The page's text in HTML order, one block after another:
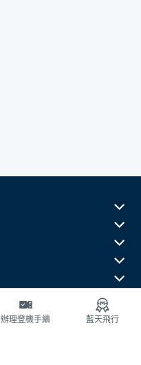
辦理登機手續 藍天飛行